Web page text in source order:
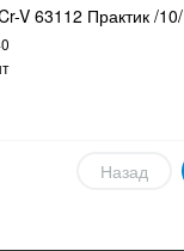
V 63112 Практик /10/
Назад